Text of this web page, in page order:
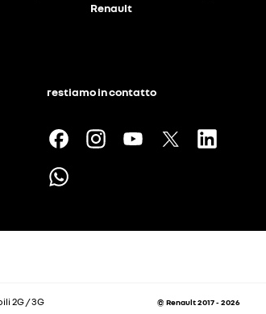
Renault
restiamo in contatto
2G / 3G © Renault 2017 - 2026